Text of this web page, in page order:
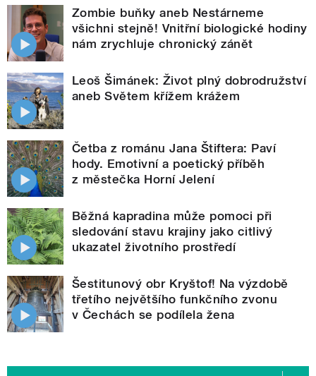
Zombie buňky aneb Nestárneme
všichni stejně! Vnitřní biologické hodiny
nám zrychluje chronický zánět
Leoš Šimánek: Život plný dobrodružství
aneb Světem křížem krážem
Četba z románu Jana Štiftera: Paví
hody. Emotivní a poetický příběh
z městečka Horní Jelení
Běžná kapradina může pomoci při
sledování stavu krajiny jako citlivý
ukazatel životního prostředí
Šestitunový obr Kryštof! Na výzdobě
třetího největšího funkčního zvonu
v Čechách se podílela žena